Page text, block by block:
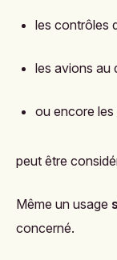
les contrôles
les avions au
ou encore
peut être
Même un usage
concerné.